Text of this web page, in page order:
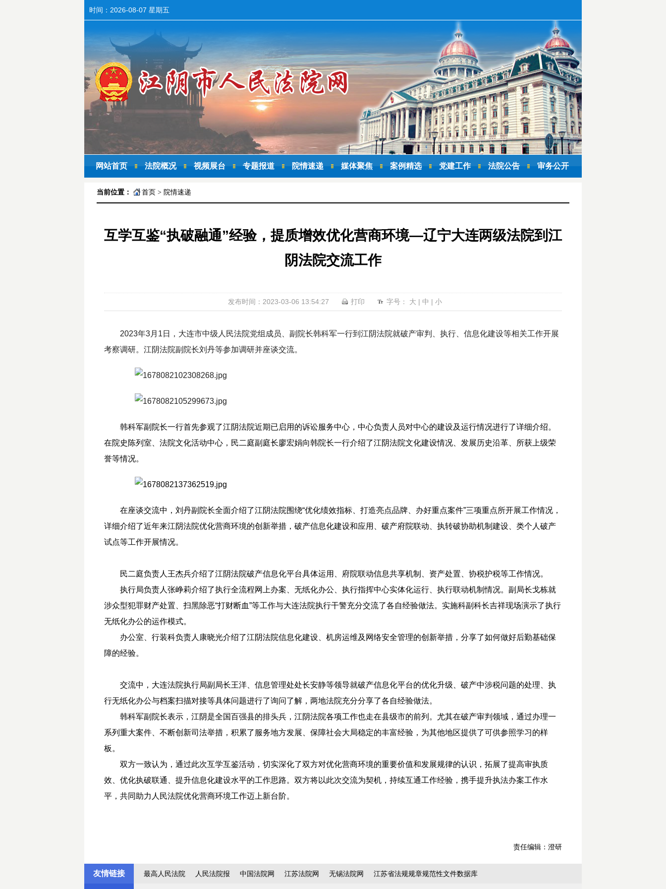
时间： 2026-08-07 星期五
网站首页 法院概况 视频展台 专题报道 院情速递 媒体聚焦 案例精选 党建工作 法院公告 审务公开
当前位置： 首页 > 院情速递
互学互鉴“执破融通”经验，提质增效优化营商环境—辽宁大连两级法院到江
阴法院交流工作
发布时间：2023-03-06 13:54:27 打印 字号： 大 | 中 | 小
2023年3月1日，大连市中级人民法院党组成员、副院长韩科军一行到江阴法院就破产审判、执行、信息化建设等相关工作开展
考察调研。江阴法院副院长刘丹等参加调研并座谈交流。
韩科军副院长一行首先参观了江阴法院近期已启用的诉讼服务中心，中心负责人员对中心的建设及运行情况进行了详细介绍。
在院史陈列室、法院文化活动中心，民二庭副庭长廖宏娟向韩院长一行介绍了江阴法院文化建设情况、发展历史沿革、所获上级荣
誉等情况。
在座谈交流中，刘丹副院长全面介绍了江阴法院围绕“优化绩效指标、打造亮点品牌、办好重点案件”三项重点所开展工作情况，
详细介绍了近年来江阴法院优化营商环境的创新举措，破产信息化建设和应用、破产府院联动、执转破协助机制建设、类个人破产
试点等工作开展情况。
民二庭负责人王杰兵介绍了江阴法院破产信息化平台具体运用、府院联动信息共享机制、资产处置、协税护税等工作情况。
执行局负责人张峥莉介绍了执行全流程网上办案、无纸化办公、执行指挥中心实体化运行、执行联动机制情况。副局长戈栋就
涉众型犯罪财产处置、扫黑除恶“打财断血”等工作与大连法院执行干警充分交流了各自经验做法。实施科副科长吉祥现场演示了执行
无纸化办公的运作模式。
办公室、行装科负责人康晓光介绍了江阴法院信息化建设、机房运维及网络安全管理的创新举措，分享了如何做好后勤基础保
障的经验。
交流中，大连法院执行局副局长王洋、信息管理处处长安静等领导就破产信息化平台的优化升级、破产中涉税问题的处理、执
行无纸化办公与档案扫描对接等具体问题进行了询问了解，两地法院充分分享了各自经验做法。
韩科军副院长表示，江阴是全国百强县的排头兵，江阴法院各项工作也走在县级市的前列。尤其在破产审判领域，通过办理一
系列重大案件、不断创新司法举措，积累了服务地方发展、保障社会大局稳定的丰富经验，为其他地区提供了可供参照学习的样
板。
双方一致认为，通过此次互学互鉴活动，切实深化了双方对优化营商环境的重要价值和发展规律的认识，拓展了提高审执质
效、优化执破联通、提升信息化建设水平的工作思路。双方将以此次交流为契机，持续互通工作经验，携手提升执法办案工作水
平，共同助力人民法院优化营商环境工作迈上新台阶。
责任编辑：澄研
友情链接 最高人民法院 人民法院报 中国法院网 江苏法院网 无锡法院网 江苏省法规规章规范性文件数据库